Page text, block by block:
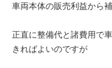
車両本体の販売利益から
正直に整備代と諸費用
きればよいのですが